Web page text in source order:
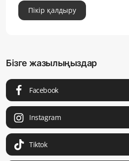
Пікір қалдыру
Бізге жазылыңыздар
Facebook
Instagram
Tiktok